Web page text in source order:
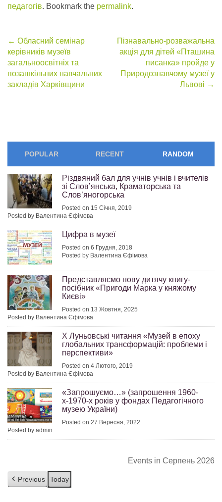
педагогів. Bookmark the permalink.
Post
navigation
← Обласний семінар
керівників музеїв
загальноосвітніх та
позашкільних навчальних
закладів Харківщини
Пізнавально-розважальна
акція для дітей «Пташина
писанка» пройде у
Природознавчому музеї у
Львові →
POPULAR RECENT RANDOM
Різдвяний бал для учнів учнів і вчителів
зі Слов’янська, Краматорська та
Слов’яногорська
Posted on 15 Січня, 2019
Posted by Валентина Єфімова
Цифра в музеї
Posted on 6 Грудня, 2018
Posted by Валентина Єфімова
Представляємо нову дитячу книгу-
посібник «Пригоди Марка у княжому
Києві»
Posted on 13 Жовтня, 2025
Posted by Валентина Єфімова
X Луньовські читання «Музей в епоху
глобальних трансформацій: проблеми і
перспективи»
Posted on 4 Лютого, 2019
Posted by Валентина Єфімова
«Запрошуємо…» (запрошення 1960-
х-1970-х років у фондах Педагогічного
музею України)
Posted on 27 Вересня, 2022
Posted by admin
Events in Серпень 2026
Previous Today